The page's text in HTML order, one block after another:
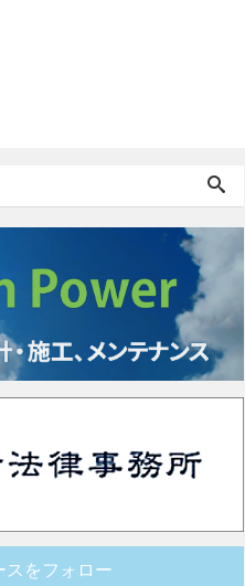
スをフォロー